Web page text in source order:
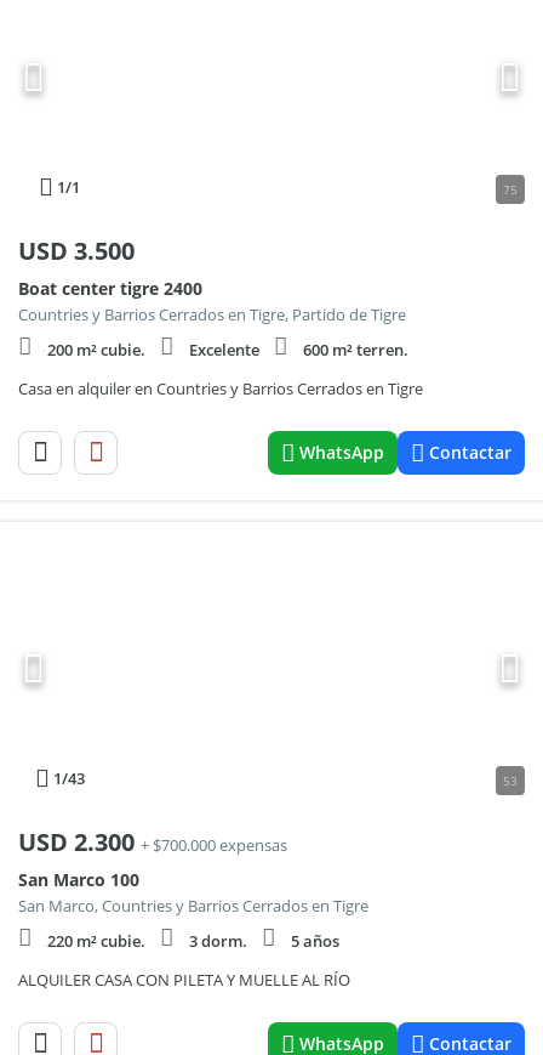
1/1 75
USD 3.500
Boat center tigre 2400
Countries y Barrios Cerrados en Tigre, Partido de Tigre
200 m² cubie.
Excelente
600 m² terren.
Casa en alquiler en Countries y Barrios Cerrados en Tigre
WhatsApp Contactar
1/43 53
USD 2.300 + $700.000 expensas
San Marco 100
San Marco, Countries y Barrios Cerrados en Tigre
220 m² cubie.
3 dorm.
5 años
ALQUILER CASA CON PILETA Y MUELLE AL RÍO
WhatsApp Contactar